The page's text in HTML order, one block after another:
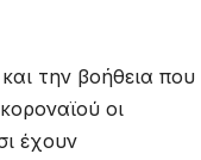
την βοήθεια που
οι
έχουν